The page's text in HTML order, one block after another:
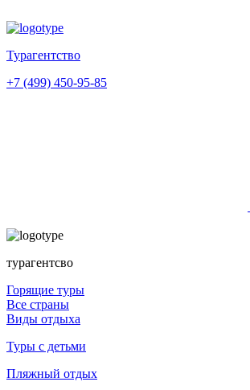
Турагентство
+7 (499) 450-95-85
турагентсво
Горящие туры
Все страны
Виды отдыха
Туры с детьми
Пляжный отдых